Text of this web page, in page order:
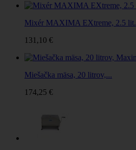
Mixér MAXIMA EXtreme, 2.5 lit.
131,10 €
Miešačka mäsa, 20 litrov,...
174,25 €